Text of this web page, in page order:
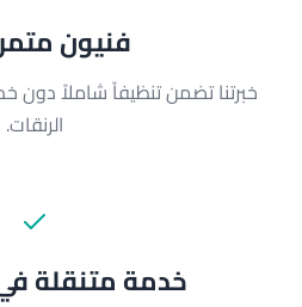
فنيون
خبرتنا تضمن تنظيفاً شاملاً
الرنقات.
خدمة متنقلة